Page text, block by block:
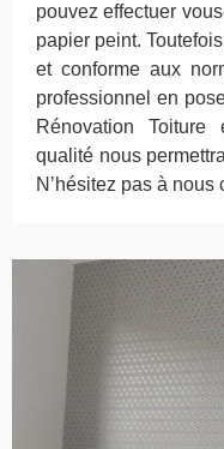
pouvez effectuer
papier peint.
et conforme aux
professionnel en
Rénovation
qualité nous
N’hésitez pas à nous